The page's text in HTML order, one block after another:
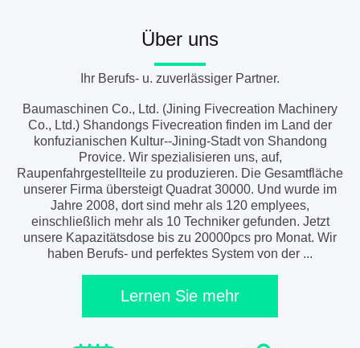
Über uns
Ihr Berufs- u. zuverlässiger Partner.
Baumaschinen Co., Ltd. (Jining Fivecreation Machinery
Co., Ltd.) Shandongs Fivecreation finden im Land der
konfuzianischen Kultur--Jining-Stadt von Shandong
Provice. Wir spezialisieren uns, auf,
Raupenfahrgestellteile zu produzieren. Die Gesamtfläche
unserer Firma übersteigt Quadrat 30000. Und wurde im
Jahre 2008, dort sind mehr als 120 emplyees,
einschließlich mehr als 10 Techniker gefunden. Jetzt
unsere Kapazitätsdose bis zu 20000pcs pro Monat. Wir
haben Berufs- und perfektes System von der ...
Lernen Sie mehr